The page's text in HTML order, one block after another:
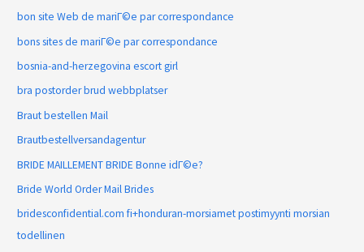
bon site Web de mariГ©e par correspondance
bons sites de mariГ©e par correspondance
bosnia-and-herzegovina escort girl
bra postorder brud webbplatser
Braut bestellen Mail
Brautbestellversandagentur
BRIDE MAILLEMENT BRIDE Bonne idГ©e?
Bride World Order Mail Brides
bridesconfidential.com fi+honduran-morsiamet postimyynti morsian
todellinen